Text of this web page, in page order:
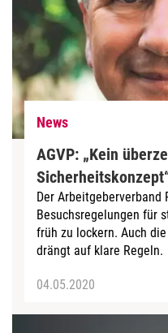
News
AGVP: „Kein
Der Arbeitgeberverband
Besuchsregelungen für
früh zu lockern. Auch
drängt auf klare Regeln.
04.05.2020